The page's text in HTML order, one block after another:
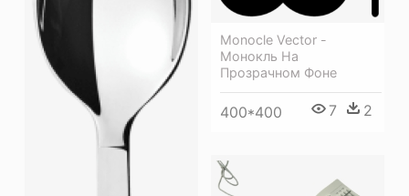
Monocle Vector -
Монокль На
Прозрачном Фоне
400*400 7 2